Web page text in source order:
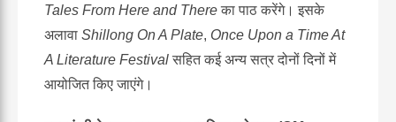
Tales From Here and Thereका पाठ करेंगे। इसके
अलावा Shillong On A Plate, Once Upon a Time At
A Literature Festivalसहित कई अन्य सत्र दोनों दिनों में
आयोजित किए जाएंगे।